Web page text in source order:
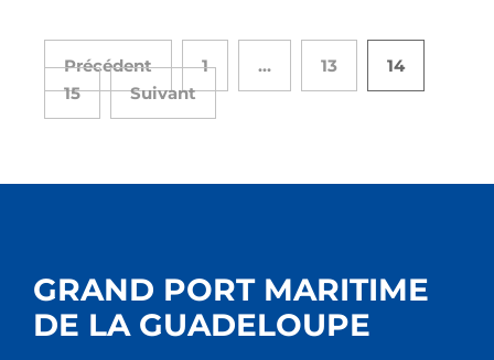
Précédent 1 … 13
14
15
Suivant
GRAND PORT MARITIME
DE LA GUADELOUPE